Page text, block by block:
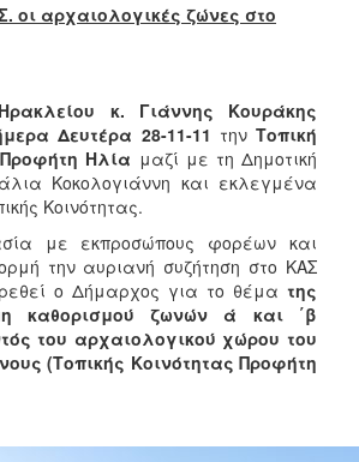
οι αρχαιολογικές ζώνες στο
κ. Γιάννης Κουράκης
Δευτέρα 28-11-11 τηνΤοπική
Ηλία μαζί με τη Δημοτική
Κοκολογιάννη και εκλεγμένα
Κοινότητας.
με εκπροσώπους φορέων και
την αυριανή συζήτηση στο ΚΑΣ
ο Δήμαρχος για το θέμα της
καθορισμού ζωνών ά και ΄β
του αρχαιολογικού χώρου του
(Τοπικής Κοινότητας Προφήτη